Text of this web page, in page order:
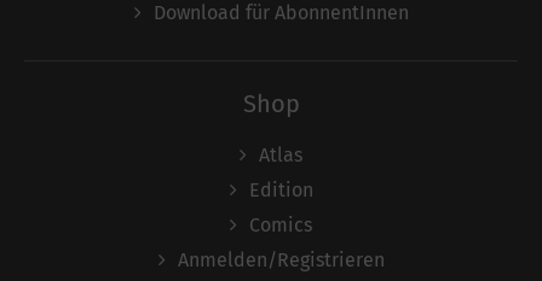
Download für AbonnentInnen
Shop
Atlas
Edition
Comics
Anmelden/Registrieren